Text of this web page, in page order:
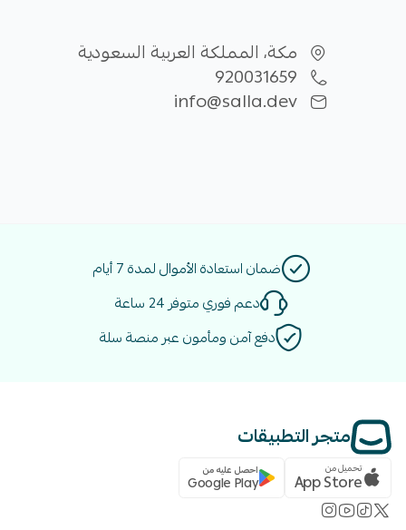
مكة، المملكة العربية السعودية
920031659
info@salla.dev
ضمان استعادة الأموال لمدة 7 أيام
دعم فوري متوفر 24 ساعة
دفع آمن ومأمون عبر منصة سلة
متجر التطبيقات
تحميل من
App Store احصل عليه من
Google Play